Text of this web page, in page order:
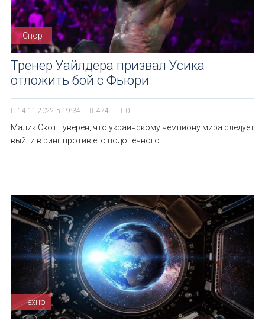
Спорт
Тренер Уайлдера призвал Усика
отложить бой с Фьюри
14.11.2022 в 19:34 474 0
Малик Скотт уверен, что украинскому чемпиону мира следует
выйти в ринг против его подопечного.
Техно